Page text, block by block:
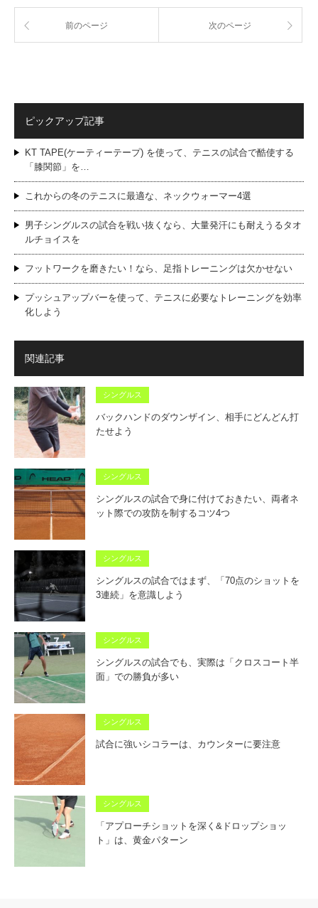
前のページ 次のページ
ピックアップ記事
KT TAPE(ケーティーテープ) を使って、テニスの試合で酷使する
「膝関節」を…
これからの冬のテニスに最適な、ネックウォーマー4選
男子シングルスの試合を戦い抜くなら、大量発汗にも耐えうるタオ
ルチョイスを
フットワークを磨きたい！なら、足指トレーニングは欠かせない
プッシュアップバーを使って、テニスに必要なトレーニングを効率
化しよう
関連記事
シングルス
バックハンドのダウンザイン、相手にどんどん打
たせよう
シングルス
シングルスの試合で身に付けておきたい、両者ネ
ット際での攻防を制するコツ4つ
シングルス
シングルスの試合ではまず、「70点のショットを
3連続」を意識しよう
シングルス
シングルスの試合でも、実際は「クロスコート半
面」での勝負が多い
シングルス
試合に強いシコラーは、カウンターに要注意
シングルス
「アプローチショットを深く&ドロップショッ
ト」は、黄金パターン